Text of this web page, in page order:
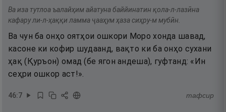
Ва иза тутлоа ъалайҳим айатуна баййинатин қола-л-лазӣна
кафару ли-л-ҳаққи ламма ҷааҳум ҳаза сиҳру-м мубӣн.
Ва чун ба онҳо оятҳои ошкори Моро хонда шавад,
касоне ки кофир шудаанд, вақто ки ба онҳо сухани
ҳақ (Қуръон) омад (бе ягон андеша), гуфтанд: «Ин
сеҳри ошкор аст!».
46:7 тафсир